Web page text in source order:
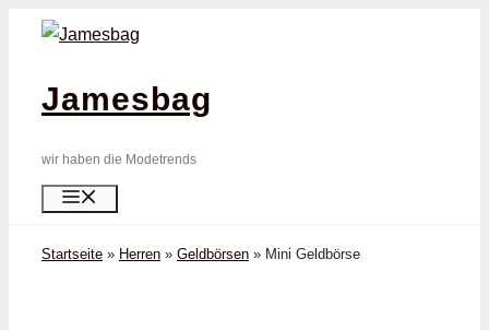
Zum
springenJamesbag
wir haben die Modetrends
Startseite » Herren » Geldbörsen » Mini Geldbörse